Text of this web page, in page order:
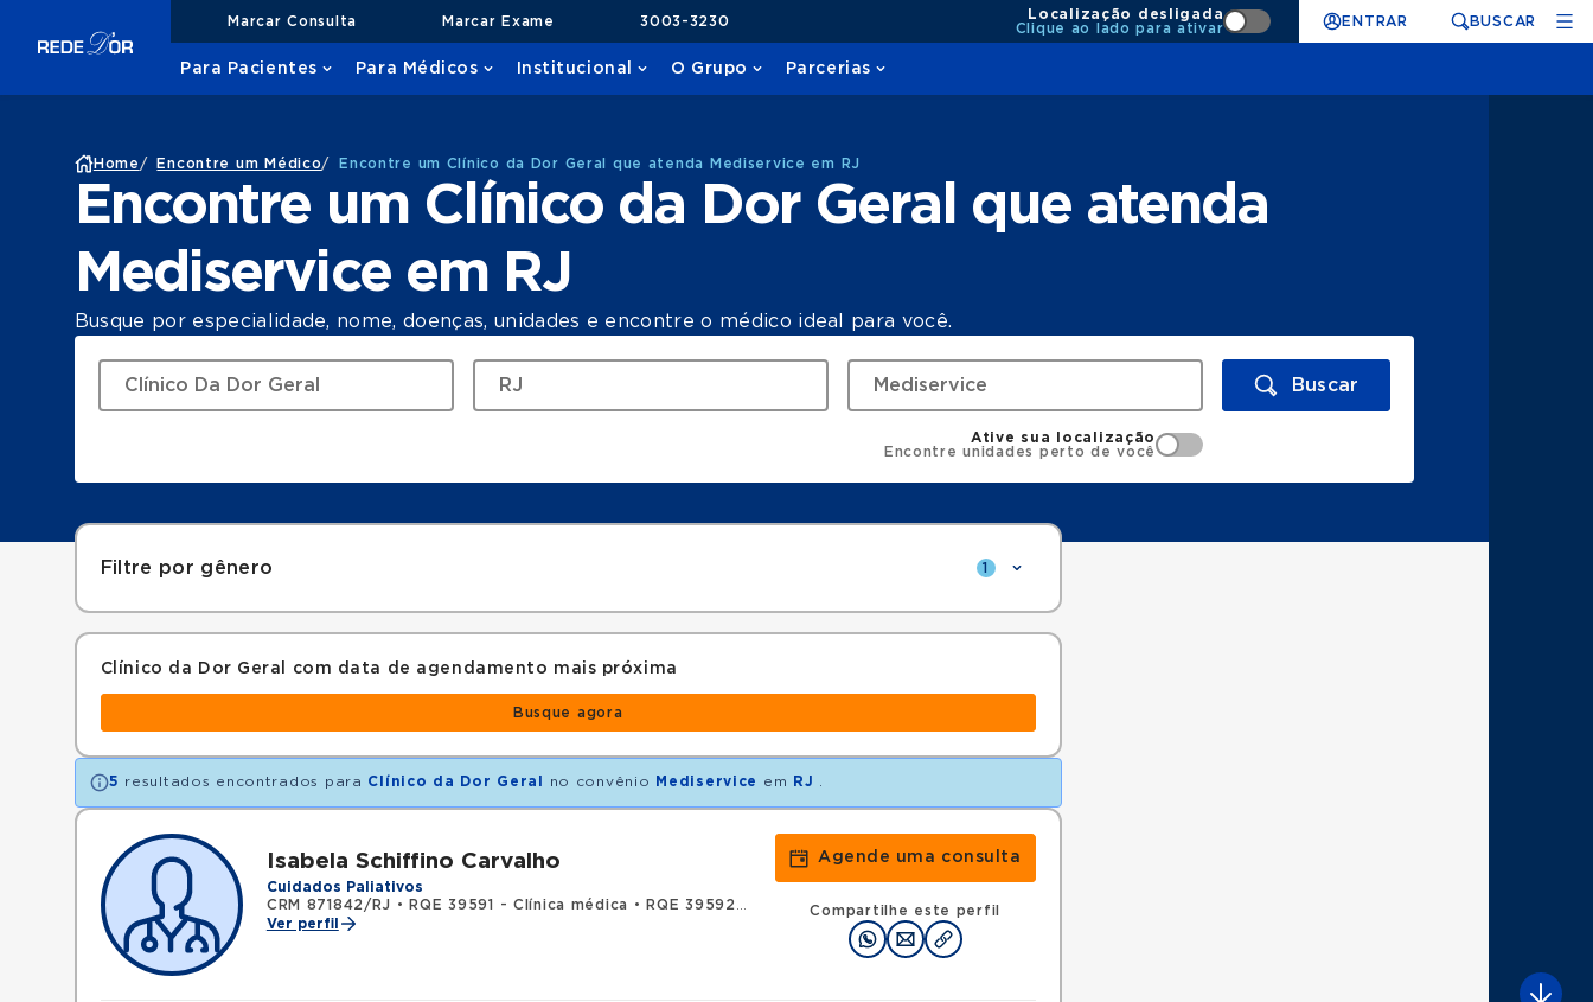
Marcar Consulta Marcar Exame 3003-3230
Localização desligada
Clique ao lado para ativar
ENTRAR BUSCAR
Para Pacientes Para Médicos Institucional O Grupo Parcerias
Home / Encontre um Médico/ Encontre um Clínico da Dor Geral que atenda Mediservice em RJ
Encontre um Clínico da Dor Geral que atenda
Mediservice em RJ
Busque por especialidade, nome, doenças, unidades e encontre o médico ideal para você.
Buscar
Ative sua localização
Encontre unidades perto de você
Filtre por gênero 1
Clínico da Dor Geral com data de agendamento mais próxima
Busque agora
5 resultados encontrados para Clínico da Dor Geral no convênio Mediservice em RJ
Isabela Schiffino Carvalho
Cuidados Paliativos
CRM 871842/RJ • RQE 39591 - Clínica médica •
RQE 39592 - Medicina intensiva
Ver perfil
Agende uma consulta
Compartilhe este perfil